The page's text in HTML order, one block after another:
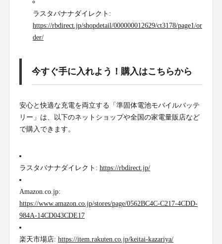
ラスタバナナダイレクト:
https://rbdirect.jp/shopdetail/000000012629/ct3178/page1/or
der/
今すぐ手に入れよう！購入はこちらから
安心と快適な充電を両立する「準固体電池モバイルバッテ
リー」は、以下のネットショップや全国の家電量販店など
で購入できます。
ラスタバナナダイレクト: https://rbdirect.jp/
Amazon.co.jp:
https://www.amazon.co.jp/stores/page/0562BC4C-C217-4CDD-
984A-14CD043CDE17
楽天市場店: https://item.rakuten.co.jp/keitai-kazariya/